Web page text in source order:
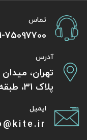
تماس
75097700
آدرس
تهران،
پلاک 31، طبقه همکف
ایمیل